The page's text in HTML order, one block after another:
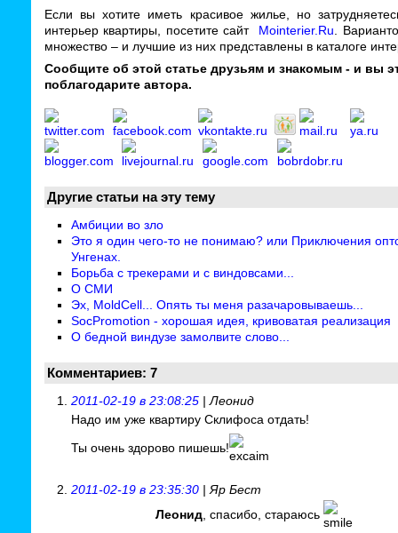
Если вы хотите иметь красивое жилье, но
интерьер квартиры, посетите сайт Mointerier.Ru .
множество – и лучшие из них представлены в каталоге
Сообщите об этой статье друзьям и знакомым - и вы
поблагодарите автора.
Другие статьи на эту тему
Амбиции во зло
Это я один чего-то не понимаю? или Приключения
Унгенах.
Борьба с трекерами и с виндовсами...
О СМИ
Эх, MoldCell... Опять ты меня разачаровываешь...
SocPromotion - хорошая идея, кривоватая реализация
О бедной виндузе замолвите слово...
Комментариев: 7
2011-02-19 в 23:08:25 | Леонид
Надо им уже квартиру Склифосa отдать!
Ты очень здорово пишешь!
2011-02-19 в 23:35:30 | Яр Бест
Леонид , спасибо, стараюсь